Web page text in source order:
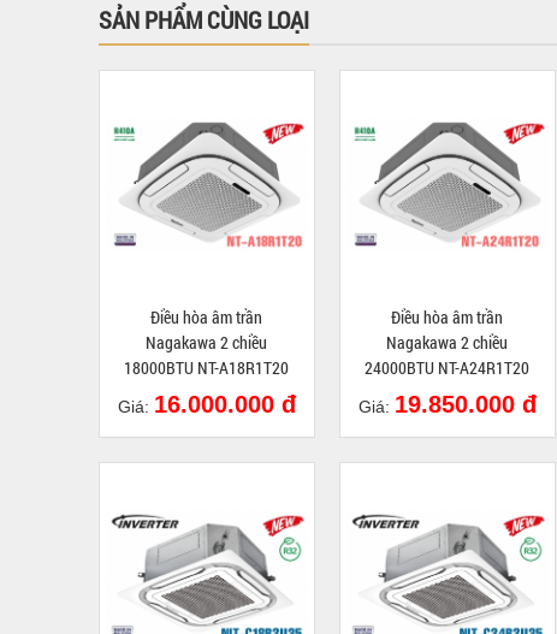
SẢN PHẨM CÙNG LOẠI
Điều hòa âm trần
Nagakawa 2 chiều
18000BTU NT-A18R1T20
Giá: 16.000.000 đ
Điều hòa âm trần
Nagakawa 2 chiều
24000BTU NT-A24R1T20
Giá: 19.850.000 đ